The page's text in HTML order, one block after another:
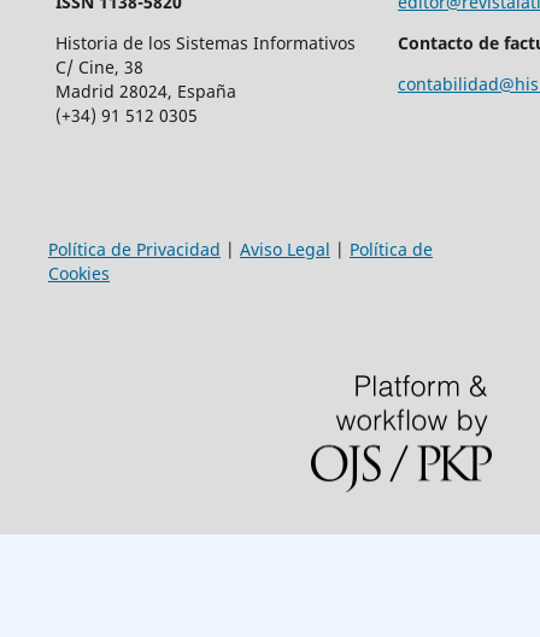
Historia de los Sistemas Informativos
C/ Cine, 38
Madrid 28024, España
(+34) 91 512 0305
Contacto de
Política de Privacidad | Aviso Legal | Política de
Cookies